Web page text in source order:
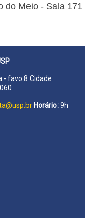
do Meio - Sala 171
- favo 8 Cidade
Horário:9h